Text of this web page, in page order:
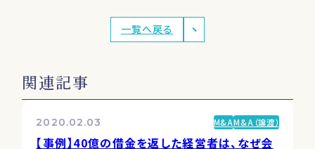
一覧へ戻る
関連記事
2020.02.03 M&AM&A（譲渡）
【事例】40億の借金を返した経営者は、なぜ会